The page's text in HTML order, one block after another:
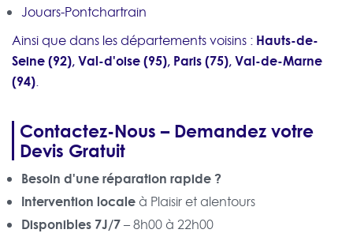
Jouars-Pontchartrain
Ainsi que dans les départements voisins : Hauts-de-
Seine (92), Val-d'oise (95), Paris (75), Val-de-Marne
(94).
Contactez-Nous – Demandez votre
Devis Gratuit
Besoin d'une réparation rapide ?
Intervention localeà Plaisir et alentours
Disponibles 7J/7– 8h00 à 22h00